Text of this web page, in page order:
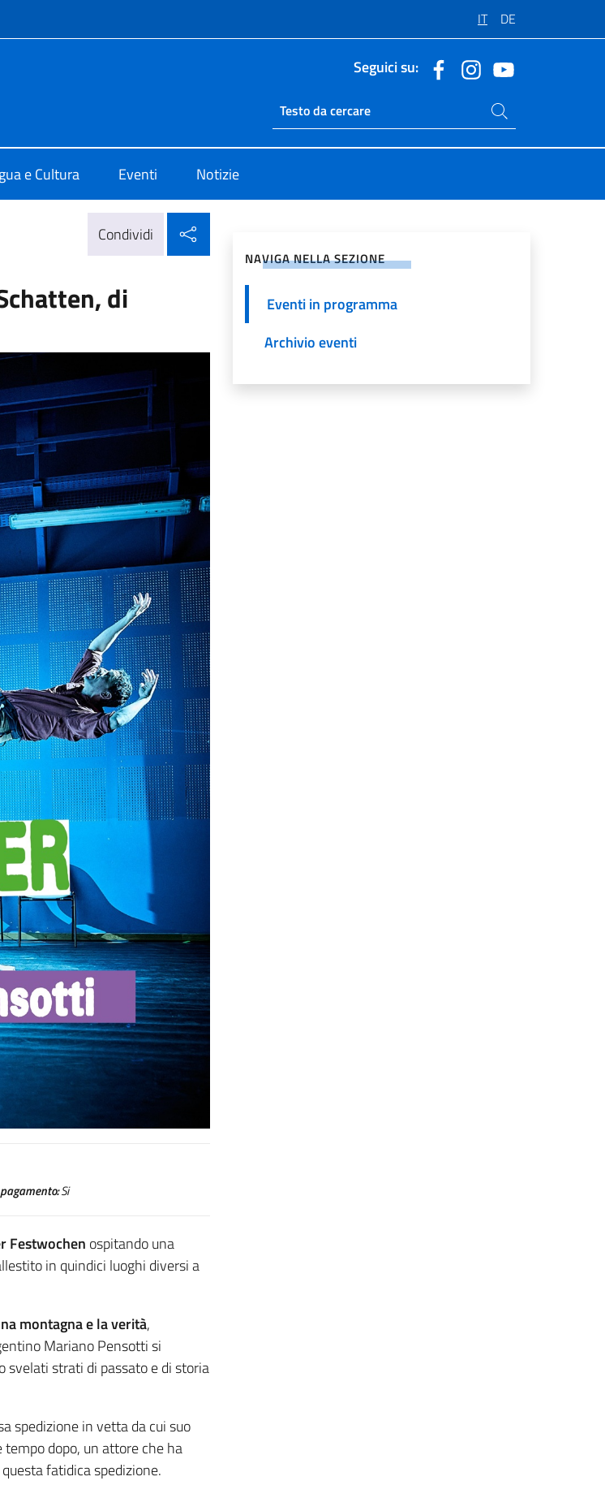
IT DE
Seguici su:
Ricerca sito live
Cerca nel sito
e Cultura Eventi Notizie
Condividi
di
Si
Festwochen ospitando una
in quindici luoghi diversi a
montagna e la verità,
Mariano Pensotti si
svelati strati di passato e di storia
spedizione in vetta da cui suo
tempo dopo, un attore che ha
fatidica spedizione.
NAVIGA NELLA SEZIONE
Eventi in programma
Archivio eventi